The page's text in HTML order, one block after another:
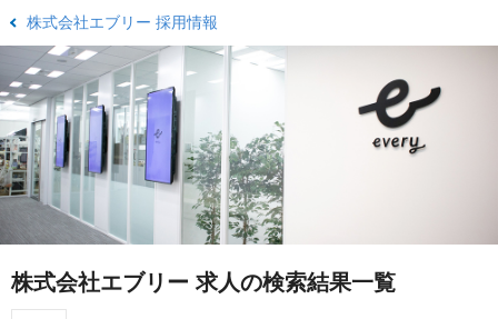
株式会社エブリー 採用情報
株式会社エブリー 求人の検索結果一覧